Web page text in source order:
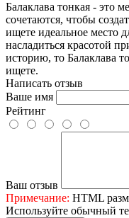
Балаклава тонкая - это
сочетаются, чтобы
ищете идеальное место
насладиться красотой
историю, то Балаклава
ищете.
Написать отзыв
Ваше имя
Рейтинг
Ваш отзыв
Примечание: HTML
Используйте обычный